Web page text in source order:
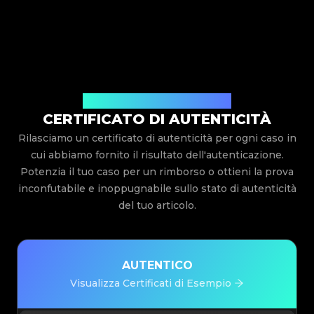
CERTIFICATO DI AUTENTICITÀ
Rilasciamo un certificato di autenticità per ogni caso in
cui abbiamo fornito il risultato dell'autenticazione.
Potenzia il tuo caso per un rimborso o ottieni la prova
inconfutabile e inoppugnabile sullo stato di autenticità
del tuo articolo.
AUTENTICO
Visualizza Certificati di Esempio